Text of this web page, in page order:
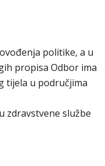
politike, a u
propisa Odbor ima
tijela u područjima
zdravstvene službe